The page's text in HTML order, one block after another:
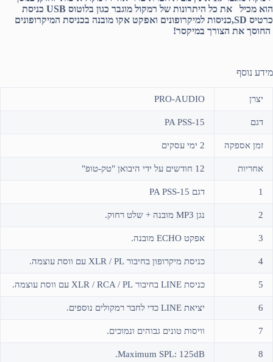
הוא מכיל את כל היתרונות של רמקול מוגבר כגון בלוטוס USB כניסת
כרטיס SD,כניסות למיקרופונים ואפקט אקו מובנה בכניסת המיקרופונים
החוסך את הצורך במיקסר!
מידע נוסף
יצרן PRO-AUDIO
דגם PA PSS-15
זמן אספקה 2 ימי עסקים
אחריות 12 חודשים על ידי היבואן "טק-טופ"
1 דגם PA PSS-15
2 נגן MP3 מובנה + שלט רחוק.
3 אפקט ECHO מובנה.
4 כניסת מיקרופון בחיבור XLR / PL עם ווסת עוצמה.
5 כניסת LINE בחיבור XLR / RCA / PL עם ווסת עוצמה.
6 יציאת LINE כדי לחבר רמקולים נוספים.
7 וויסות טונים גבוהים ונמוכים.
8
Maximum SPL: 125dB.